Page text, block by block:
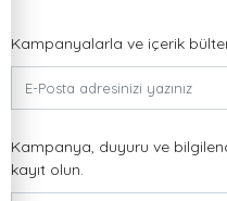
Kampanyalarla ve içerik
Kampanya, duyuru ve
kayıt olun.